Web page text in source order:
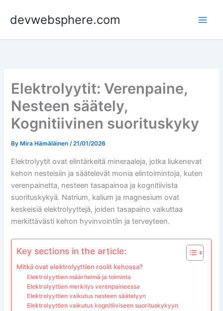
devwebsphere.com
Elektrolyytit: Verenpaine,
Nesteen säätely,
Kognitiivinen suorituskyky
By Mira Hämäläinen/21/01/2026
Elektrolyytit ovat elintärkeitä mineraaleja, jotka liukenevat
kehon nesteisiin ja säätelevät monia elintoimintoja, kuten
verenpainetta, nesteen tasapainoa ja kognitiivista
suorituskykyä. Natrium, kalium ja magnesium ovat
keskeisiä elektrolyyttejä, joiden tasapaino vaikuttaa
merkittävästi kehon hyvinvointiin ja terveyteen.
Key sections in the article:
Mitkä ovat elektrolyyttien roolit kehossa?
Elektrolyyttien määritelmä ja toiminta
Elektrolyyttien merkitys verenpaineessa
Elektrolyyttien vaikutus nesteen säätelyyn
Elektrolyyttien vaikutus kognitiiviseen suorituskykyyn